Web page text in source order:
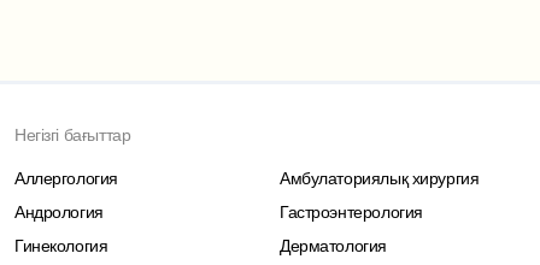
Негізгі бағыттар
Аллергология
Амбулаториялық хирургия
Андрология
Гастроэнтерология
Гинекология
Дерматология